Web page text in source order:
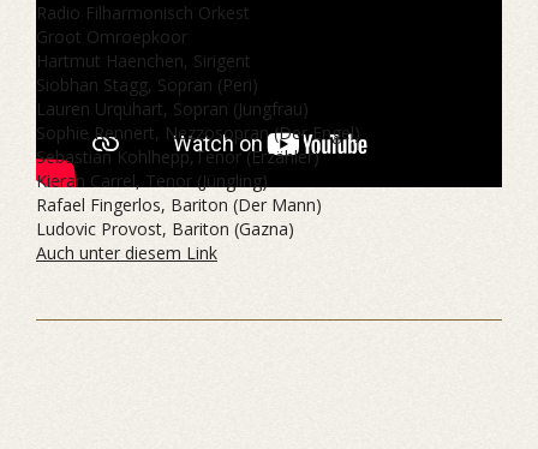
Radio Filharmonisch Orkest
Groot Omroepkoor
Hartmut Haenchen, Sirigent
Siobhan Stagg, Sopran (Peri)
Lauren Urquhart, Sopran (Jungfrau)
Sophie Rennert, Nezzosopran (Der Engel)
Sebastian Kohlhepp,Tenor (Erzähler)
Kieran Carrel, Tenor (Jüngling)
Rafael Fingerlos, Bariton (Der Mann)
Ludovic Provost, Bariton (Gazna)
Auch unter diesem Link